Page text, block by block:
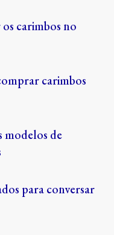
carimbos no
carimbos
modelos de
para conversar